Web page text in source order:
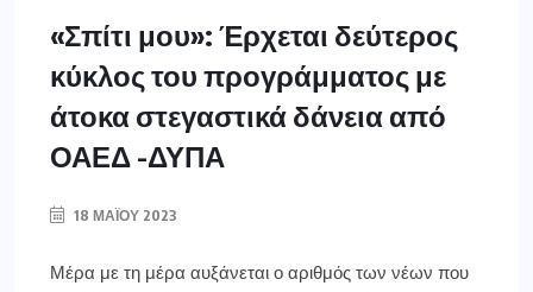
«Σπίτι μου»: Έρχεται δεύτερος
κύκλος του προγράμματος με
άτοκα στεγαστικά δάνεια από
ΟΑΕΔ -ΔΥΠΑ
18 ΜΑΪ́ΟΥ 2023
Μέρα με τη μέρα αυξάνεται ο αριθμός των νέων που